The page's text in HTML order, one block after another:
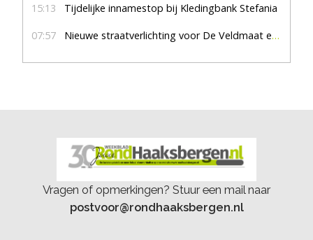
15:13 Tijdelijke innamestop bij Kledingbank Stefania
07:57 Nieuwe straatverlichting voor De Veldmaat en De Pas
Vragen of opmerkingen? Stuur een mail naar
postvoor@rondhaaksbergen.nl